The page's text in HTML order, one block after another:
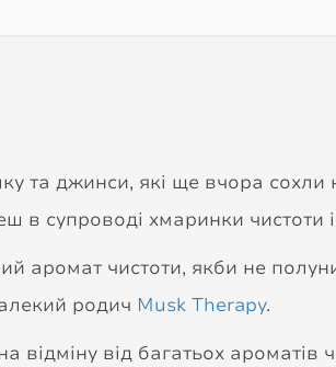
та джинси, які ще вчора
в супроводі хмаринки чистоти
аромат чистоти, якби не
родич Musk Therapy.
відміну від багатьох